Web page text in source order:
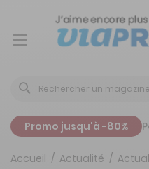
Promo jusqu'à -80%
Accueil Actualité